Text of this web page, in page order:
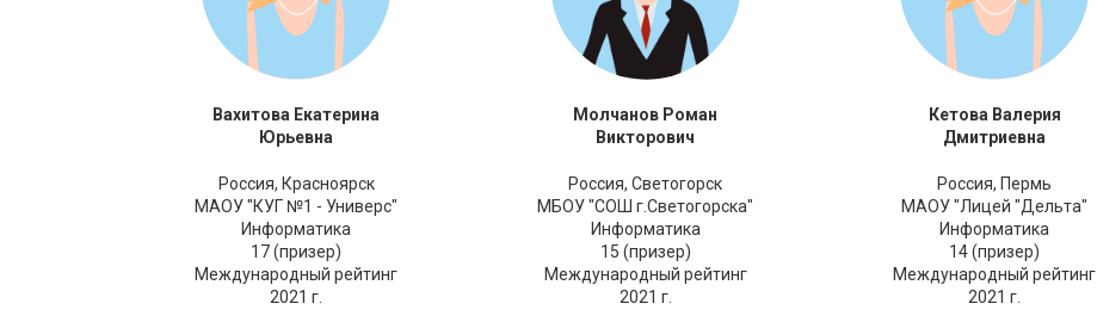
Вахитова Екатерина
Юрьевна
Россия, Красноярск
МАОУ "КУГ №1 - Универс"
Информатика
17 (призер)
Международный рейтинг
2021 г.
Молчанов Роман
Викторович
Россия, Светогорск
МБОУ "СОШ г.Светогорска"
Информатика
15 (призер)
Международный рейтинг
2021 г.
Кетова Валерия
Дмитриевна
Россия, Пермь
МАОУ "Лицей "Дельта"
Информатика
14 (призер)
Международный рейтинг
2021 г.